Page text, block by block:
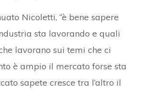
Nicoletti, “è bene sapere
sta lavorando e quali
lavorano sui temi che ci
è ampio il mercato forse sta
sapete cresce tra l’altro il